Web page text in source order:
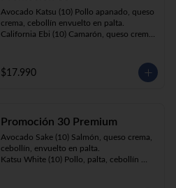
crema envuelto en panko.
Avocado Katsu (10) Pollo apanado, queso
crema, cebollín envuelto en palta.
California Ebi (10) Camarón, queso crema,
crema, cebollín, apanado en panko.
$17.990
Promoción 30 Premium
Avocado Sake (10) Salmón, queso crema,
cebollín, envuelto en palta.
Katsu White (10) Pollo, palta, cebollín